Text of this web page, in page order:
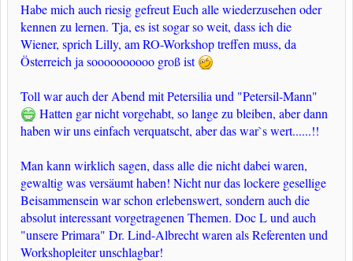
Habe mich auch riesig gefreut Euch alle wiederzusehen oder
kennen zu lernen. Tja, es ist sogar so weit, dass ich die
Wiener, sprich Lilly, am RO-Workshop treffen muss, da
Österreich ja soooooooooo groß ist
Toll war auch der Abend mit Petersilia und "Petersil-Mann"
Hatten gar nicht vorgehabt, so lange zu bleiben, aber dann
haben wir uns einfach verquatscht, aber das war`s wert......!!
Man kann wirklich sagen, dass alle die nicht dabei waren,
gewaltig was versäumt haben! Nicht nur das lockere gesellige
Beisammensein war schon erlebenswert, sondern auch die
absolut interessant vorgetragenen Themen. Doc L und auch
"unsere Primara" Dr. Lind-Albrecht waren als Referenten und
Workshopleiter unschlagbar!